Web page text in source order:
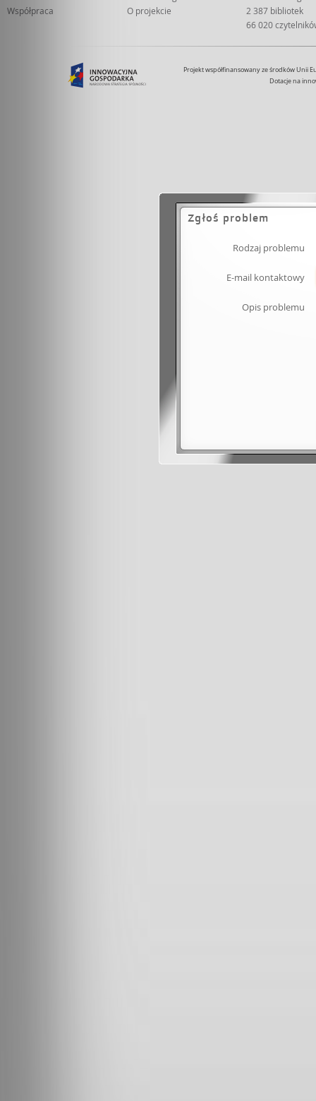
Współpraca
O projekcie
2 387 bibliotek
66 020
Projekt współfinansowany ze środków Unii
Dotacje na
Zgłoś problem
Rodzaj problemu
E-mail kontaktowy
Opis problemu